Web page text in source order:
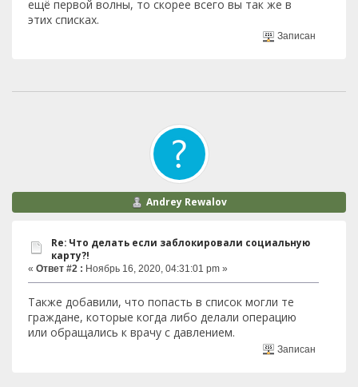
ещё первой волны, то скорее всего вы так же в
этих списках.
Записан
Andrey Rewalov
Re: Что делать если заблокировали социальную
карту?!
« Ответ #2 : Ноябрь 16, 2020, 04:31:01 pm »
Также добавили, что попасть в список могли те
граждане, которые когда либо делали операцию
или обращались к врачу с давлением.
Записан